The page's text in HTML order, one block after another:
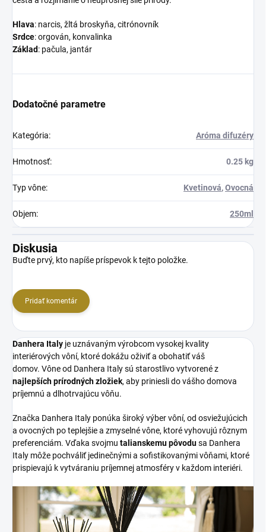
Hlava: narcis, žltá broskyňa, citrónovník
Srdce: orgován, konvalinka
Základ: pačula, jantár
Dodatočné parametre
Kategória: Aróma difuzéry
Hmotnosť: 0.25 kg
Typ vône: Kvetinová,Ovocná
Objem: 250ml
Diskusia
Buďte prvý, kto napíše príspevok k tejto položke.
Pridať komentár
Danhera Italy je uznávaným výrobcom vysokej kvality
interiérových vôní, ktoré dokážu oživiť a obohatiť váš
domov. Vône od Danhera Italy sú starostlivo vytvorené z
najlepších prírodných zložiek, aby priniesli do vášho domova
príjemnú a dlhotrvajúcu vôňu.
Značka Danhera Italy ponúka široký výber vôní, od osviežujúcich
a ovocných po teplejšie a zmyselné vône, ktoré vyhovujú rôznym
preferenciám. Vďaka svojmu talianskemu pôvodusa Danhera
Italy môže pochváliť jedinečnými a sofistikovanými vôňami, ktoré
prispievajú k vytváraniu príjemnej atmosféry v každom interiéri.